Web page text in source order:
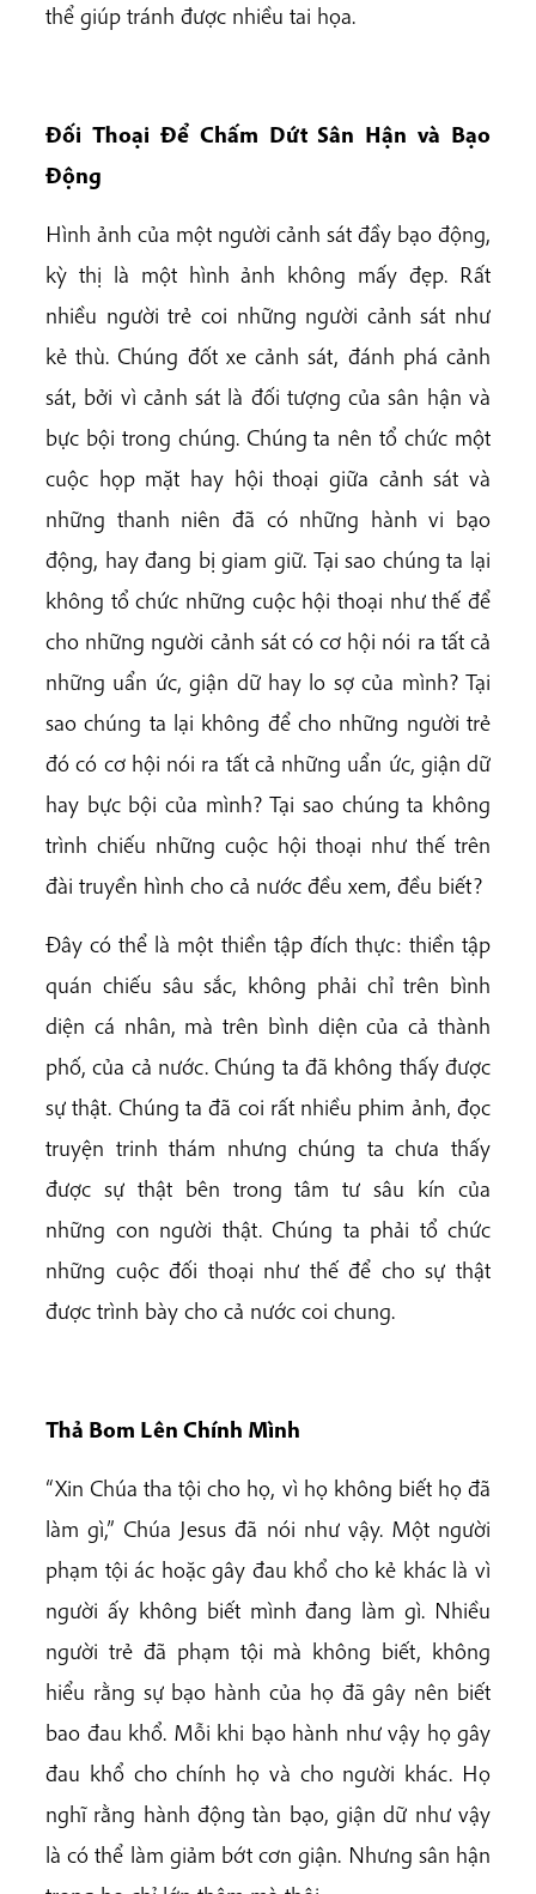
thể giúp tránh được nhiều tai họa.
Đối Thoại Để Chấm Dứt Sân Hận và Bạo
Động
Hình ảnh của một người cảnh sát đầy bạo động,
kỳ thị là một hình ảnh không mấy đẹp. Rất
nhiều người trẻ coi những người cảnh sát như
kẻ thù. Chúng đốt xe cảnh sát, đánh phá cảnh
sát, bởi vì cảnh sát là đối tượng của sân hận và
bực bội trong chúng. Chúng ta nên tổ chức một
cuộc họp mặt hay hội thoại giữa cảnh sát và
những thanh niên đã có những hành vi bạo
động, hay đang bị giam giữ. Tại sao chúng ta lại
không tổ chức những cuộc hội thoại như thế để
cho những người cảnh sát có cơ hội nói ra tất cả
những uẩn ức, giận dữ hay lo sợ của mình? Tại
sao chúng ta lại không để cho những người trẻ
đó có cơ hội nói ra tất cả những uẩn ức, giận dữ
hay bực bội của mình? Tại sao chúng ta không
trình chiếu những cuộc hội thoại như thế trên
đài truyền hình cho cả nước đều xem, đều biết?
Đây có thể là một thiền tập đích thực: thiền tập
quán chiếu sâu sắc, không phải chỉ trên bình
diện cá nhân, mà trên bình diện của cả thành
phố, của cả nước. Chúng ta đã không thấy được
sự thật. Chúng ta đã coi rất nhiều phim ảnh, đọc
truyện trinh thám nhưng chúng ta chưa thấy
được sự thật bên trong tâm tư sâu kín của
những con người thật. Chúng ta phải tổ chức
những cuộc đối thoại như thế để cho sự thật
được trình bày cho cả nước coi chung.
Thả Bom Lên Chính Mình
“Xin Chúa tha tội cho họ, vì họ không biết họ đã
làm gì,” Chúa Jesus đã nói như vậy. Một người
phạm tội ác hoặc gây đau khổ cho kẻ khác là vì
người ấy không biết mình đang làm gì. Nhiều
người trẻ đã phạm tội mà không biết, không
hiểu rằng sự bạo hành của họ đã gây nên biết
bao đau khổ. Mỗi khi bạo hành như vậy họ gây
đau khổ cho chính họ và cho người khác. Họ
nghĩ rằng hành động tàn bạo, giận dữ như vậy
là có thể làm giảm bớt cơn giận. Nhưng sân hận